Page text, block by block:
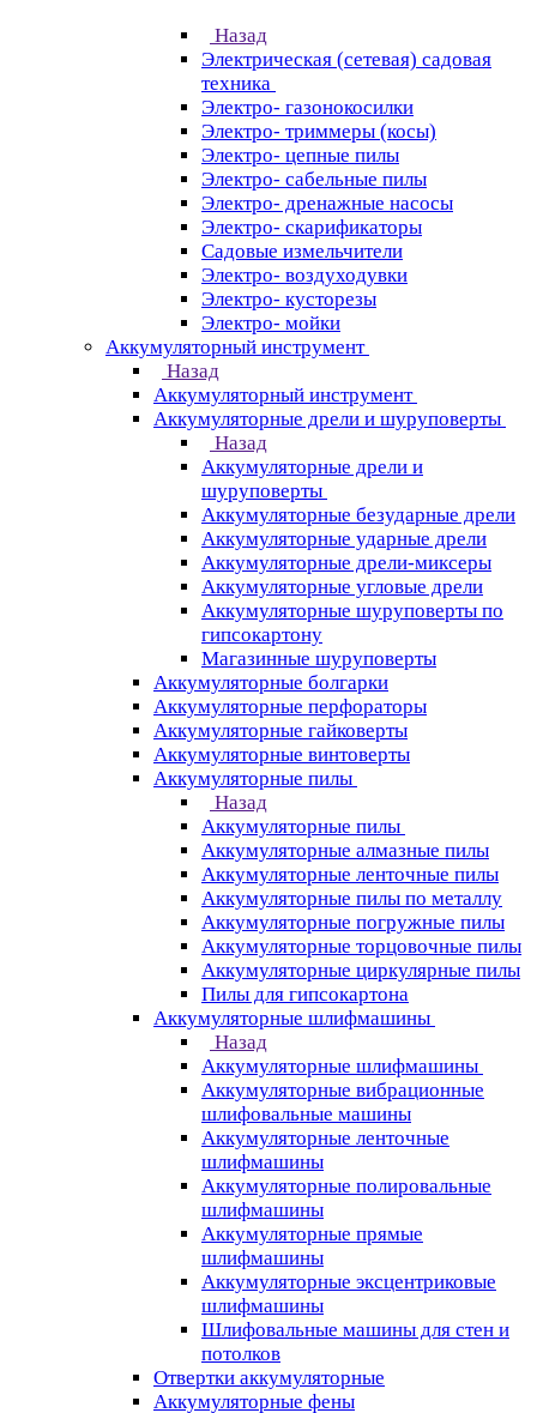
Назад
Электрическая (сетевая) садовая
техника
Электро- газонокосилки
Электро- триммеры (косы)
Электро- цепные пилы
Электро- сабельные пилы
Электро- дренажные насосы
Электро- скарификаторы
Садовые измельчители
Электро- воздуходувки
Электро- кусторезы
Электро- мойки
Аккумуляторный инструмент
Назад
Аккумуляторный инструмент
Аккумуляторные дрели и шуруповерты
Назад
Аккумуляторные дрели и
шуруповерты
Аккумуляторные безударные дрели
Аккумуляторные ударные дрели
Аккумуляторные дрели-миксеры
Аккумуляторные угловые дрели
Аккумуляторные шуруповерты по
гипсокартону
Магазинные шуруповерты
Аккумуляторные болгарки
Аккумуляторные перфораторы
Аккумуляторные гайковерты
Аккумуляторные винтоверты
Аккумуляторные пилы
Назад
Аккумуляторные пилы
Аккумуляторные алмазные пилы
Аккумуляторные ленточные пилы
Аккумуляторные пилы по металлу
Аккумуляторные погружные пилы
Аккумуляторные торцовочные пилы
Аккумуляторные циркулярные пилы
Пилы для гипсокартона
Аккумуляторные шлифмашины
Назад
Аккумуляторные шлифмашины
Аккумуляторные вибрационные
шлифовальные машины
Аккумуляторные ленточные
шлифмашины
Аккумуляторные полировальные
шлифмашины
Аккумуляторные прямые
шлифмашины
Аккумуляторные эксцентриковые
шлифмашины
Шлифовальные машины для стен и
потолков
Отвертки аккумуляторные
Аккумуляторные фены